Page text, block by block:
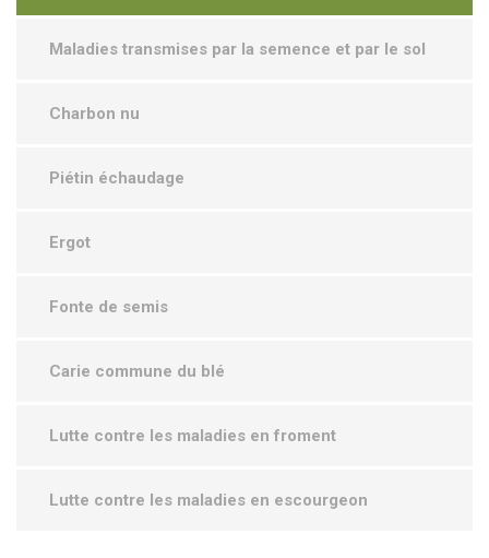
Maladies transmises par la semence et par le sol
Charbon nu
Piétin échaudage
Ergot
Fonte de semis
Carie commune du blé
Lutte contre les maladies en froment
Lutte contre les maladies en escourgeon